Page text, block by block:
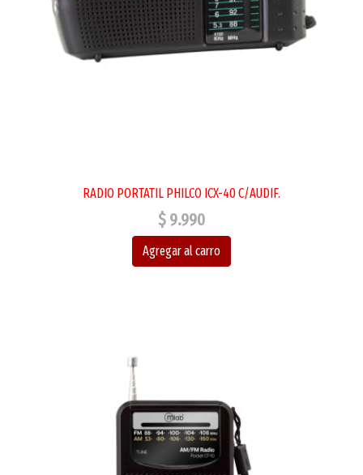
RADIO PORTATIL PHILCO ICX-40 C/AUDIF.
$ 9.990
Agregar al carro